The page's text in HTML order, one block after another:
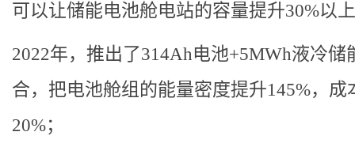
可以让储能电池舱电站的容量提升30%以
2022年，推出了314Ah电池+5MWh液冷储
合，把电池舱组的能量密度提升145%，成
20%；